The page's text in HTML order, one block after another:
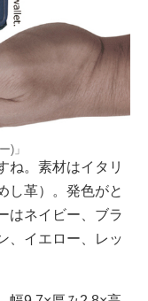
)」
ね。素材はイタリ
し革）。発色がと
はネイビー、ブラ
、イエロー、レッ